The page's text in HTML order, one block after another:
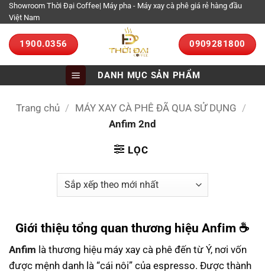
Bỏ
qua
nội
dung
Showroom Thời Đại Coffee| Máy pha - Máy xay cà phê giá rẻ hàng đầu
Việt Nam
1900.0356 0909281800
DANH MỤC SẢN PHẨM
Trang chủ / MÁY XAY CÀ PHÊ ĐÃ QUA SỬ DỤNG /
Anfim 2nd
LỌC
Giới thiệu tổng quan thương hiệu Anfim ☕
Anfim là thương hiệu máy xay cà phê đến từ Ý, nơi vốn
được mệnh danh là “cái nôi” của espresso. Được thành